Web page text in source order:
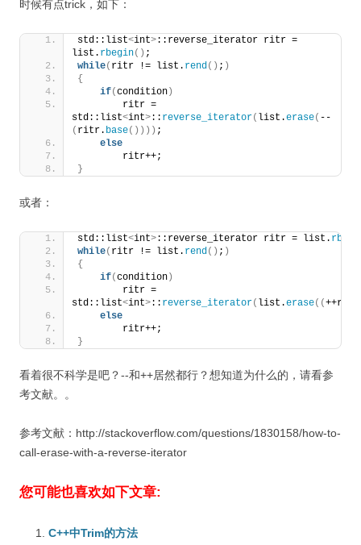
时候有点trick，如下：
std::list<int>::reverse_iterator ritr =
list. rbegin() ;
while( ritr != list. rend() ; )
{
if(condition )
        ritr =
std::list<int>:: reverse_iterator( list.erase( --
( ritr. base()))) ;
else
        ritr++;
}
或者：
std::list<int>::reverse_iterator ritr = list.
while( ritr != list. rend() ; )
{
if(condition )
        ritr =
std::list<int>:: reverse_iterator( list.erase((++ritr
else
        ritr++;
}
看着很不科学是吧？--和++居然都行？想知道为什么的，请看参
考文献。。
参考文献：http://stackoverflow.com/questions/1830158/how-to-
call-erase-with-a-reverse-iterator
您可能也喜欢如下文章:
C++中Trim的方法